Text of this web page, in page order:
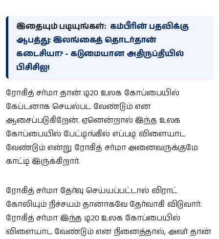
இதையும் படியுங்கள்: கம்பீரின் பதவிக்கு
ஆபத்து: இலங்கைத் தொடர்தான்
கடைசியா? - கடுமையான அதிருப்தியில்
பிசிசிஐ!
ரோகித் சர்மா தான் டி20 உலக கோப்பையில்
கேப்டனாக செயல்பட வேண்டும் என
ஆசைப்படுகிறேன். ஏனென்றால் இந்த உலக
கோப்பையில் பேட்டிங்கில் எப்படி விளையாட
வேண்டும் என்று ரோகித் சர்மா அனைவருக்குமே
காட்டி இருக்கிறார்.
ரோகித் சர்மா தேர்வு செய்யப்பட்டால் விராட்
கோலியும் நிச்சயம் தானாகவே தேர்வாகி விடுவார்.
ரோகித் சர்மா இந்த டி20 உலக கோப்பையில்
விளையாட வேண்டும் என நினைத்தால், அவர் தான்